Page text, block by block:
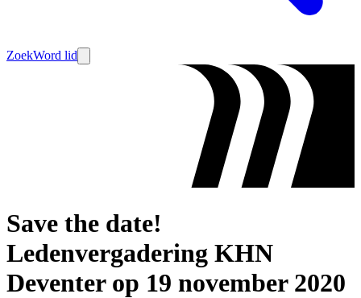
ZoekWord lid
Save the date!
Ledenvergadering KHN
Deventer op 19 november 2020